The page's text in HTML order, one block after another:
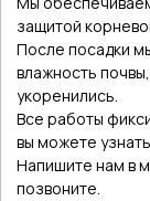
защитой
После посадки
влажность
укоренились.
Все работы
вы можете
Напишите нам в
позвоните.